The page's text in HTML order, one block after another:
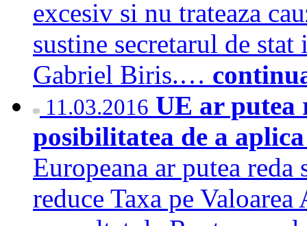
excesiv si nu trateaza
sustine secretarul de
Gabriel Biris.…
11.03.2016 UE ar putea
posibilitatea de a
Europeana ar putea
reduce Taxa pe